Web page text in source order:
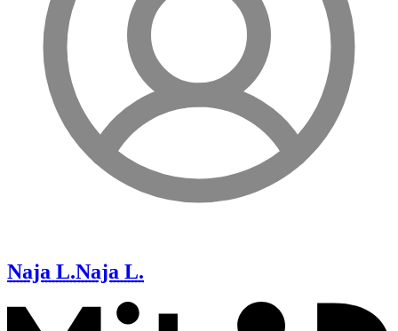
Naja L.Naja L.